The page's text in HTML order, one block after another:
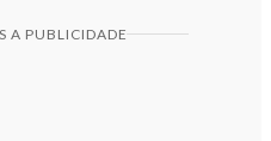
A PUBLICIDADE